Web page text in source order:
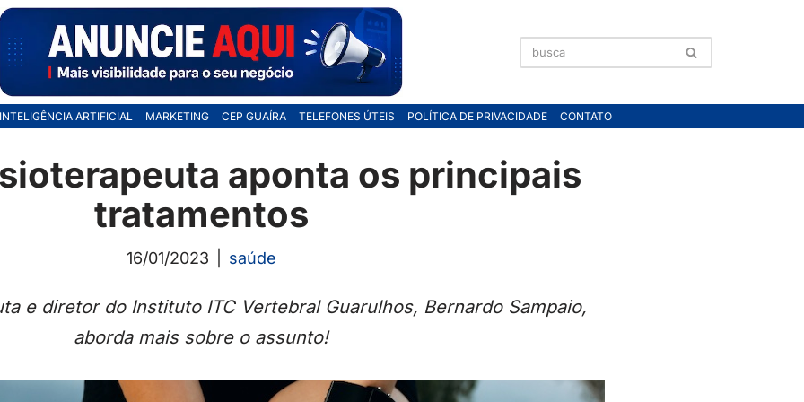
INTELIGÊNCIA ARTIFICIAL MARKETING CEP GUAÍRA TELEFONES ÚTEIS POLÍTICA DE PRIVACIDADE CONTATO
aponta os principais
tratamentos
16/01/2023 saúde
e diretor do Instituto ITC Vertebral Guarulhos, Bernardo Sampaio,
aborda mais sobre o assunto!